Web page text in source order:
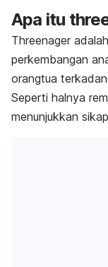
Apa itu
Threenager
perkembangan
orangtua
Seperti halnya
menunjukkan